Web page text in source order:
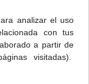
analizar el uso
con tus
a partir de
visitadas).